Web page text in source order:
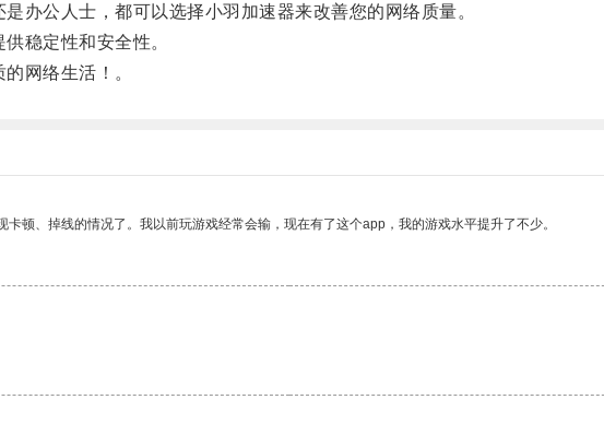
公人士，都可以选择小羽加速器来改善您的网络质量。
稳定性和安全性。
网络生活！。
顿、掉线的情况了。我以前玩游戏经常会输，现在有了这个app，我的游戏水平提升了不少。